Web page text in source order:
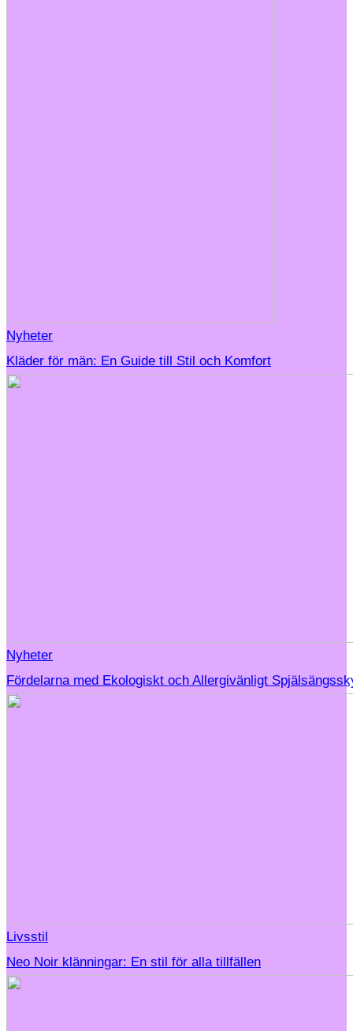
Nyheter
Kläder för män: En Guide till Stil och Komfort
Nyheter
Fördelarna med Ekologiskt och Allergivänligt
Livsstil
Neo Noir klänningar: En stil för alla tillfällen